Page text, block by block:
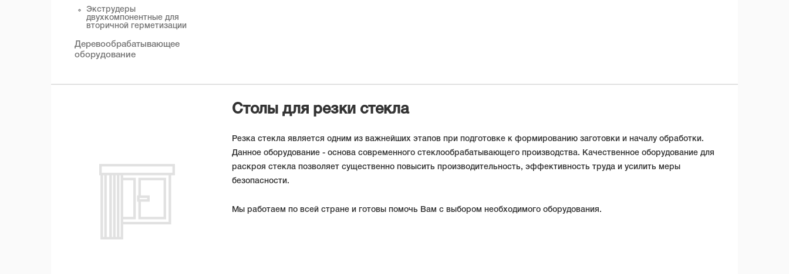
Экструдеры
двухкомпонентные для
вторичной герметизации
Деревообрабатывающее
оборудование
Столы для резки стекла
Резка стекла является одним из важнейших этапов при подготовке к формированию заготовки и началу обработки.
Данное оборудование - основа современного стеклообрабатывающего производства. Качественное оборудование для
раскроя стекла позволяет существенно повысить производительность, эффективность труда и усилить меры
безопасности.
Мы работаем по всей стране и готовы помочь Вам с выбором необходимого оборудования.